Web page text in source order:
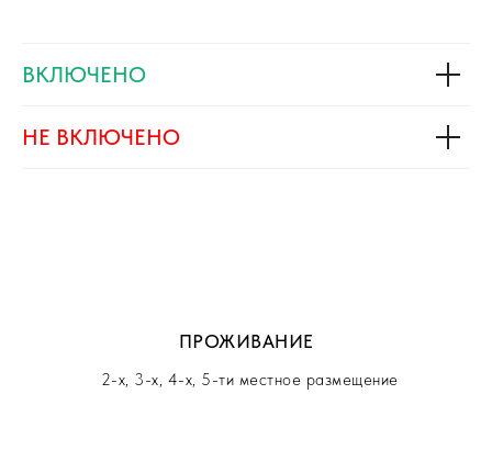
ВКЛЮЧЕНО
НЕ ВКЛЮЧЕНО
ПРОЖИВАНИЕ
2-х, 3-х, 4-х, 5-ти местное размещение